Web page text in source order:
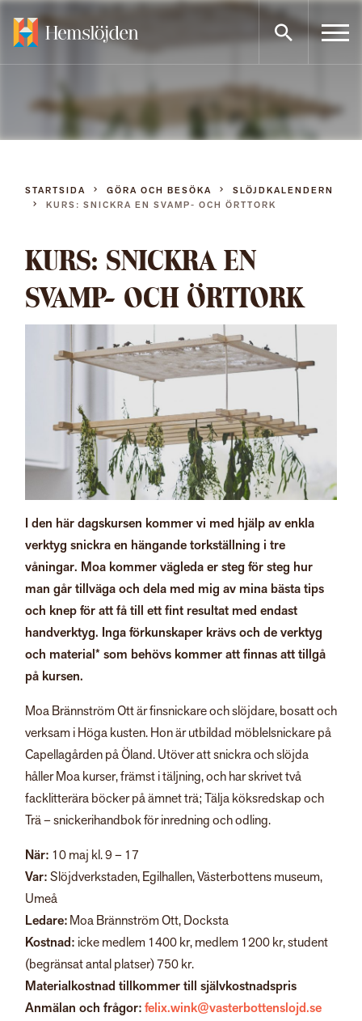
Gå
till
innehållet
STARTSIDA GÖRA OCH BESÖKA
SLÖJDKALENDERN
KURS: SNICKRA EN SVAMP- OCH ÖRTTORK
KURS: SNICKRA EN
SVAMP- OCH ÖRTTORK
I den här dagskursen kommer vi med hjälp av enkla
verktyg snickra en hängande torkställning i tre
våningar. Moa kommer vägleda er steg för steg hur
man går tillväga och dela med mig av mina bästa tips
och knep för att få till ett fint resultat med endast
handverktyg. Inga förkunskaper krävs och de verktyg
och material* som behövs kommer att finnas att tillgå
på kursen.
Moa Brännström Ott är finsnickare och slöjdare, bosatt och
verksam i Höga kusten. Hon är utbildad möblelsnickare på
Capellagården på Öland. Utöver att snickra och slöjda
håller Moa kurser, främst i täljning, och har skrivet två
facklitterära böcker på ämnet trä; Tälja köksredskap och
Trä – snickerihandbok för inredning och odling.
När: 10 maj kl. 9 – 17
Var:Slöjdverkstaden, Egilhallen, Västerbottens museum,
Umeå
Ledare:Moa Brännström Ott, Docksta
Kostnad: icke medlem 1400 kr, medlem 1200 kr, student
(begränsat antal platser) 750 kr.
Materialkostnad tillkommer till självkostnadspris
Anmälan och frågor:felix.wink@vasterbottenslojd.se